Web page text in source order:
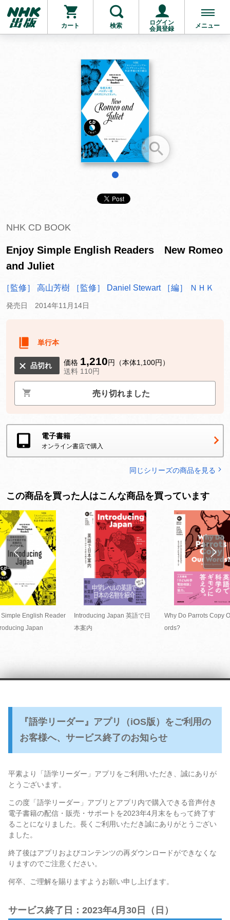
カート 検索
ログイン
会員登録
メニュー
お支払いに進む
他にも商品を買う
NHK CD BOOK
Enjoy Simple English Readers New Romeo
and Juliet
［監修］ 高山芳樹 ［監修］ Daniel Stewart ［編］ ＮＨＫ
発売日 2014年11月14日
単行本
品切れ 価格 1,210円（本体1,100円）
送料 110円
売り切れました
電子書籍
オンライン書店で購入
同じシリーズの商品を見る
この商品を買った人はこんな商品を買っています
English Reader
Japan
Introducing Japan 英語で日
本案内
Why Do Parrots Copy
ords?
『語学リーダー』アプリ（iOS版）をご利用の
お客様へ、サービス終了のお知らせ
平素より「語学リーダー」アプリをご利用いただき、誠にありが
とうございます。
この度「語学リーダー」アプリとアプリ内で購入できる音声付き
電子書籍の配信・販売・サポートを2023年4月末をもって終了す
ることになりました。長くご利用いただき誠にありがとうござい
ました。
終了後はアプリおよびコンテンツの再ダウンロードができなくな
りますのでご注意ください。
何卒、ご理解を賜りますようお願い申し上げます。
サービス終了日：2023年4月30日（日）